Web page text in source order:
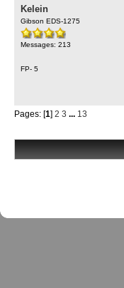
Kelein
Gibson EDS-1275
Messages: 213
FP- 5
Pages: [1] 2 3 ... 13